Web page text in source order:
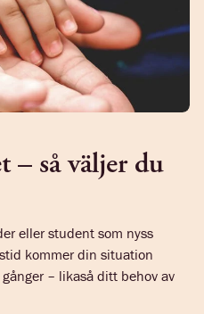
– så väljer du
eller student som nyss
kommer din situation
– likaså ditt behov av